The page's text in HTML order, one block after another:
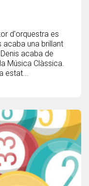
d'orquestra es
acaba una brillant
acaba de
Música Clàssica.
estat...